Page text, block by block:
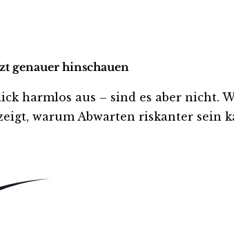
genauer hinschauen
harmlos aus – sind es aber
warum Abwarten riskanter sein